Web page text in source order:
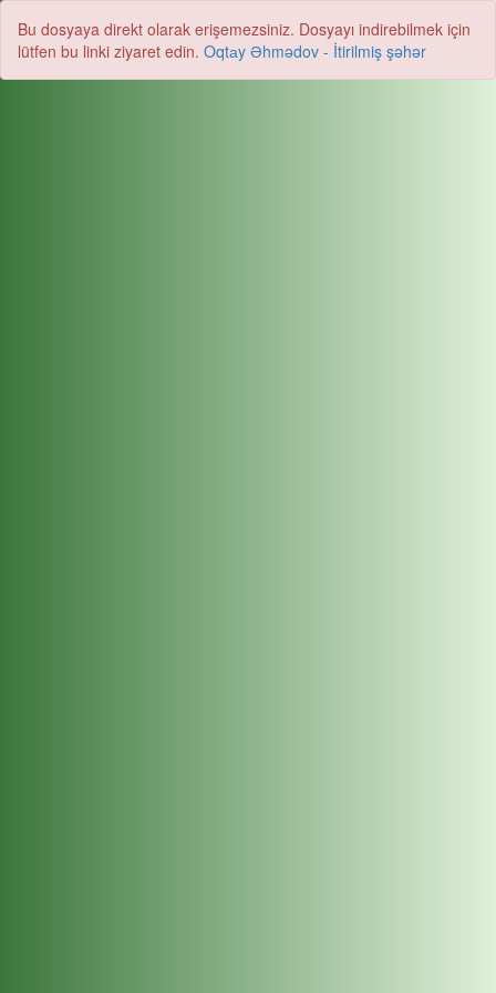
Bu dosyaya direkt olarak erişemezsiniz. Dosyayı indirebilmek için
lütfen bu linki ziyaret edin. Oqtаy Əhmədov - İtirilmiş şəhər